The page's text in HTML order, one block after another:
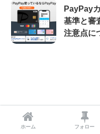
PayPay
基準と審
注意点に
ホーム フォロー